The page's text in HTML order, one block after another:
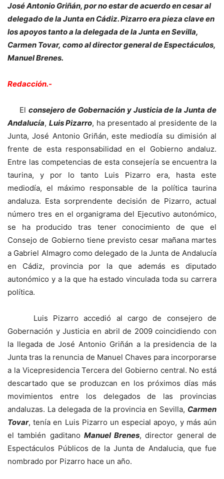
José Antonio Griñán, por no estar de acuerdo en cesar al
delegado de la Junta en Cádiz. Pizarro era pieza clave en
los apoyos tanto a la delegada de la Junta en Sevilla,
Carmen Tovar, como al director general de Espectáculos,
Manuel Brenes.
Redacción.-
Elconsejero de Gobernación y Justicia de la Junta de
Andalucía, Luis Pizarro, ha presentado al presidente de la
Junta, José Antonio Griñán, este mediodía su dimisión al
frente de esta responsabilidad en el Gobierno andaluz.
Entre las competencias de esta consejería se encuentra la
taurina, y por lo tanto Luis Pizarro era, hasta este
mediodía, el máximo responsable de la política taurina
andaluza. Esta sorprendente decisión de Pizarro, actual
número tres en el organigrama del Ejecutivo autonómico,
se ha producido tras tener conocimiento de que el
Consejo de Gobierno tiene previsto cesar mañana martes
a Gabriel Almagro como delegado de la Junta de Andalucía
en Cádiz, provincia por la que además es diputado
autonómico y a la que ha estado vinculada toda su carrera
política.
Luis Pizarro accedió al cargo de consejero de
Gobernación y Justicia en abril de 2009 coincidiendo con
la llegada de José Antonio Griñán a la presidencia de la
Junta tras la renuncia de Manuel Chaves para incorporarse
a la Vicepresidencia Tercera del Gobierno central. No está
descartado que se produzcan en los próximos días más
movimientos entre los delegados de las provincias
andaluzas. La delegada de la provincia en Sevilla, Carmen
Tovar, tenía en Luis Pizarro un especial apoyo, y más aún
el también gaditano Manuel Brenes, director general de
Espectáculos Públicos de la Junta de Andalucia, que fue
nombrado por Pizarro hace un año.